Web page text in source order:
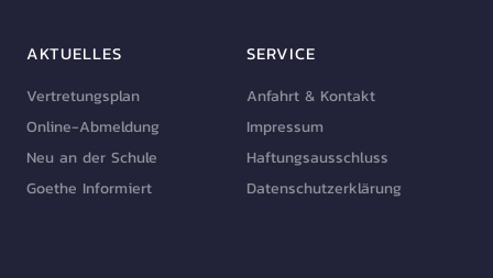
AKTUELLES
Vertretungsplan
Online-Abmeldung
Neu an der Schule
Goethe Informiert
SERVICE
Anfahrt & Kontakt
Impressum
Haftungsausschluss
Datenschutzerklärung